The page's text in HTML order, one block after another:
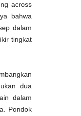
across
bahwa
dalam
tingkat
dua
dalam
Pondok